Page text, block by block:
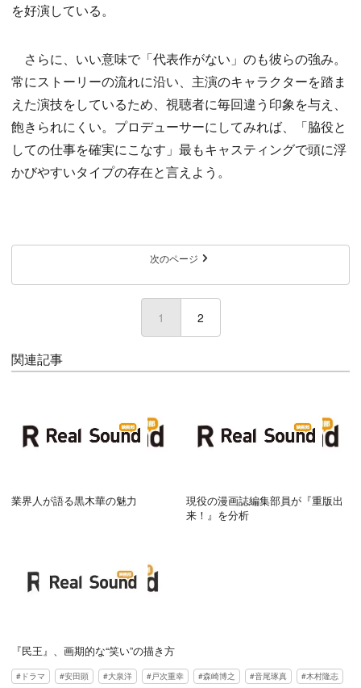
を好演している。
さらに、いい意味で「代表作がない」のも彼らの強み。
常にストーリーの流れに沿い、主演のキャラクターを踏ま
えた演技をしているため、視聴者に毎回違う印象を与え、
飽きられにくい。プロデューサーにしてみれば、「脇役と
しての仕事を確実にこなす」最もキャスティングで頭に浮
かびやすいタイプの存在と言えよう。
次のページ
1 (current)
2
関連記事
業界人が語る黒木華の魅力
現役の漫画誌編集部員が『重版出
来！』を分析
『民王』、画期的な“笑い”の描き方
ドラマ 安田顕 大泉洋 戸次重幸 森崎博之 音尾琢真 木村隆志